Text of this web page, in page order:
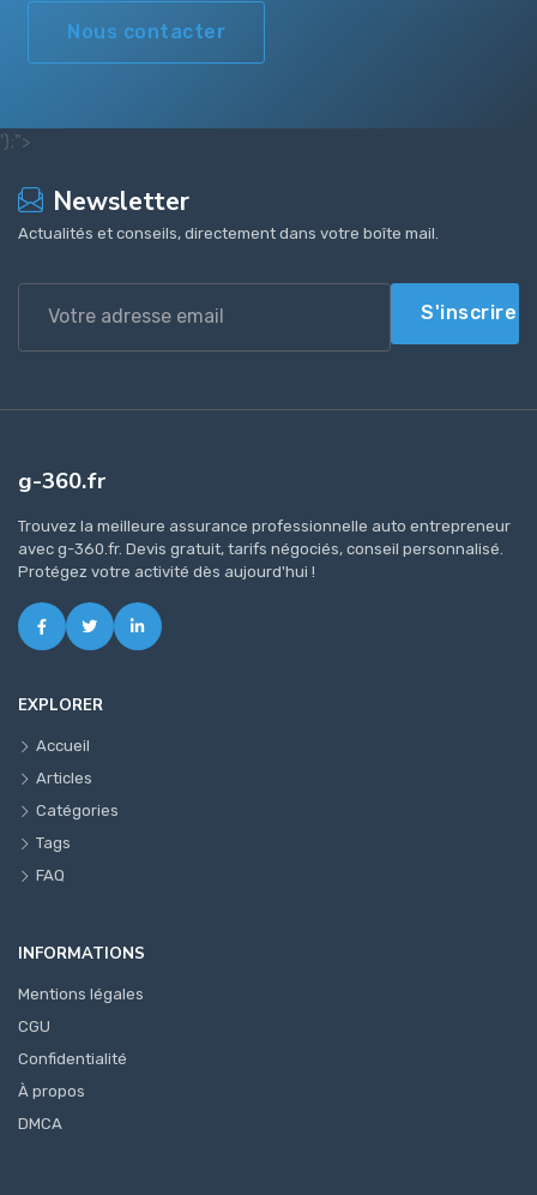
Nous contacter
');">
Newsletter
Actualités et conseils, directement dans votre boîte mail.
S'inscrire
g-360.fr
Trouvez la meilleure assurance professionnelle auto entrepreneur
avec g-360.fr. Devis gratuit, tarifs négociés, conseil personnalisé.
Protégez votre activité dès aujourd'hui !
EXPLORER
Accueil
Articles
Catégories
Tags
FAQ
INFORMATIONS
Mentions légales
CGU
Confidentialité
À propos
DMCA